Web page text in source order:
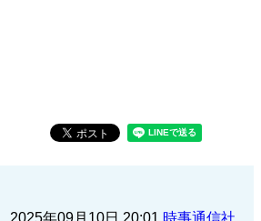
2025年09月10日 20:01 時事通信社